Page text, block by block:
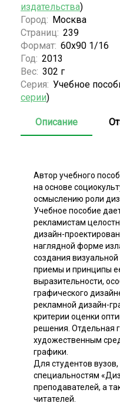
издательства)
Город: Москва
Страниц: 239
Формат: 60х90 1/16
Год: 2013
Вес: 302 г
Серия: Учебное
серии)
Описание
Автор учебного
на основе
осмыслению роли
Учебное пособие
рекламистам
дизайн-
наглядной форме
создания
приемы и принципы
выразительности,
графического
рекламной дизайн-
критерии оценки
решения. Отдельная
художественным
графики.
Для студентов
специальностям
преподавателей, а
читателей.